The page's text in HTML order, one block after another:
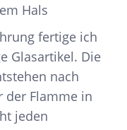
Hals
fertige ich
Glasartikel. Die
nach
der Flamme in
jeden